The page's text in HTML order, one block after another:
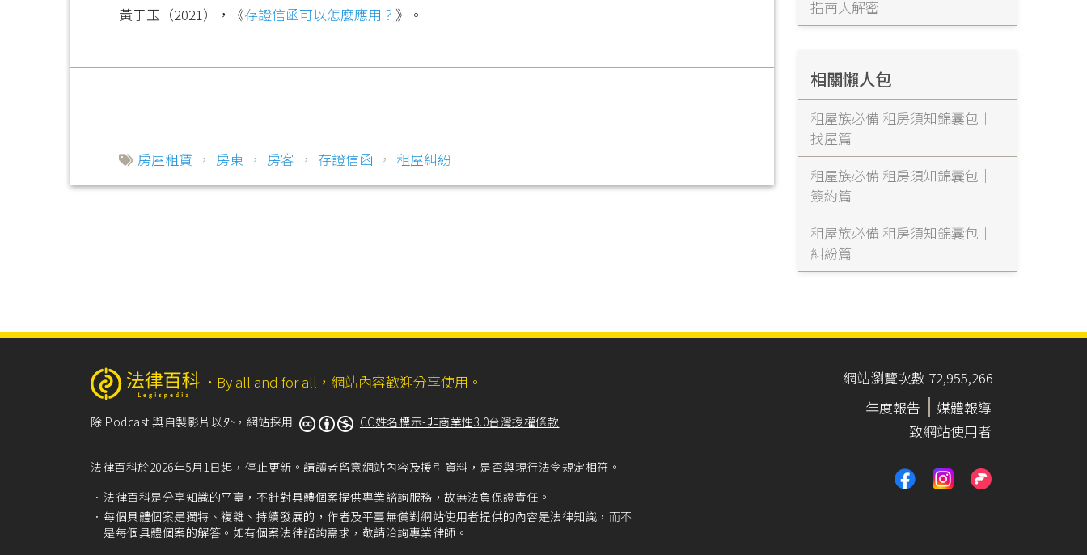
黃于玉（2021），《存證信函可以怎麼應用？ 》。
房屋租賃 ， 房東 ， 房客 ， 存證信函 ， 租屋糾紛
指南大解密
相關懶人包
租屋族必備 租房須知錦囊包︱
找屋篇
租屋族必備 租房須知錦囊包｜
簽約篇
租屋族必備 租房須知錦囊包｜
糾紛篇
‧ By all and for all，網站內容歡迎分享使用。
除 Podcast 與自製影片以外，網站採用 CC姓名標示-非商業性3.0台灣授權條款
法律百科於2026年5月1日起，停止更新。請讀者留意網站內容及援引資料，是否與現行法令規定相符。
法律百科是分享知識的平臺，不針對具體個案提供專業諮詢服務，故無法負保證責任。
每個具體個案是獨特、複雜、持續發展的，作者及平臺無償對網站使用者提供的內容是法律知識，而不
是每個具體個案的解答。如有個案法律諮詢需求，敬請洽詢專業律師。
網站瀏覽次數 72,955,266
年度報告
媒體報導
致網站使用者